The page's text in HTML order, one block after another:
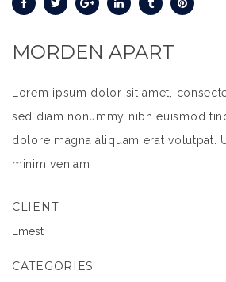
MORDEN APART
Lorem ipsum dolor sit amet,
sed diam nonummy nibh euismod
dolore magna aliquam erat volutpat.
minim veniam
CLIENT
Emest
CATEGORIES